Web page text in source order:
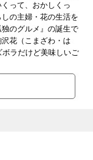
って、おかしくっ
の主婦・花の生活を
のグルメ』の誕生で
花（こまざわ・は
ラだけど美味しいご